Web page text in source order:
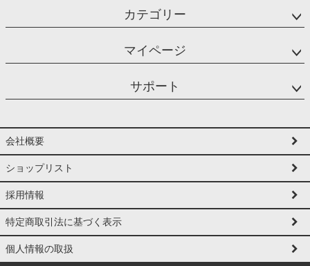
カテゴリー
マイページ
サポート
会社概要
ショップリスト
採用情報
特定商取引法に基づく表示
個人情報の取扱